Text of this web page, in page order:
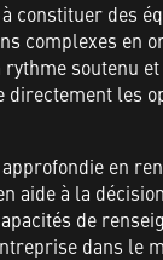
constituer des
complexes en
soutenu
directement les
en
aide à la
de
dans le